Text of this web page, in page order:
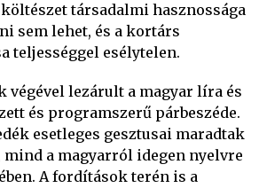
társadalmi hasznossága
sem lehet, és a kortárs
teljességgel esélytelen.
végével lezárult a magyar líra és
és programszerű párbeszéde.
esetleges gesztusai maradtak
mind a magyarról idegen nyelvre
A fordítások terén is a